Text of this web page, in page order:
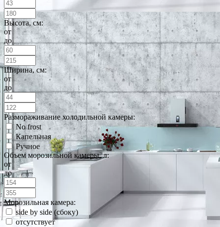
Высота, см:
от
до
Ширина, см:
от
до
Размораживание холодильной камеры:
No frost
Капельная
Ручное
Объем морозильной камеры, л:
от
до
Морозильная камера:
side by side (сбоку)
отсутствует